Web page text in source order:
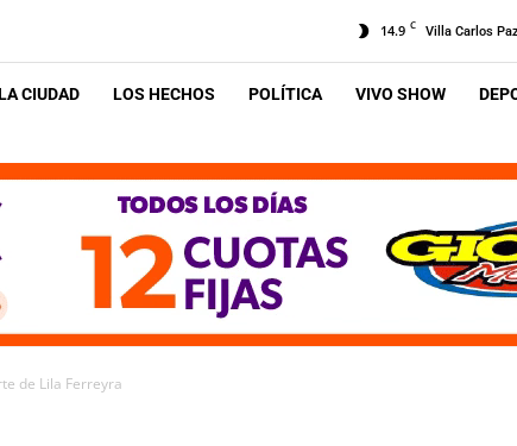
14.9 C Villa Carlos
CIUDAD LOS HECHOS POLÍTICA VIVO SHOW
de Lila Ferreyra